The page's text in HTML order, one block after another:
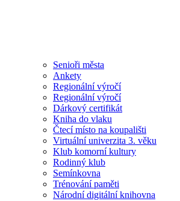
Senioři města
Ankety
Regionální výročí
Regionální výročí
Dárkový certifikát
Kniha do vlaku
Čtecí místo na koupališti
Virtuální univerzita 3. věku
Klub komorní kultury
Rodinný klub
Semínkovna
Trénování paměti
Národní digitální knihovna